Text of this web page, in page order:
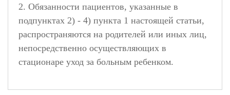
2. Обязанности пациентов, указанные в
подпунктах 2) - 4) пункта 1 настоящей статьи,
распространяются на родителей или иных лиц,
непосредственно осуществляющих в
стационаре уход за больным ребенком.